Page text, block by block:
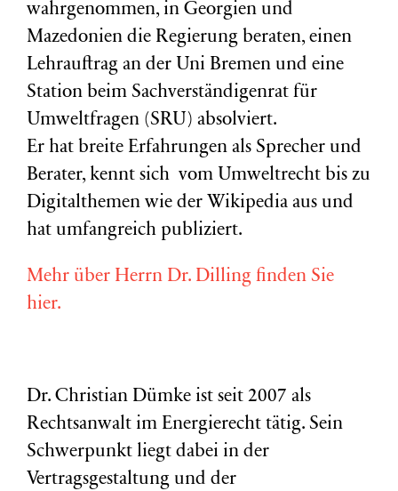
wahrgenommen, in Georgien und
Mazedonien die Regierung beraten, einen
Lehrauftrag an der Uni Bremen und eine
Station beim Sachverständigenrat für
Umweltfragen (SRU) absolviert.
Er hat breite Erfahrungen als Sprecher und
Berater, kennt sich vom Umweltrecht bis zu
Digitalthemen wie der Wikipedia aus und
hat umfangreich publiziert.
Mehr über Herrn Dr. Dilling finden Sie
hier.
Dr. Christian Dümke ist seit 2007 als
Rechtsanwalt im Energierecht tätig. Sein
Schwerpunkt liegt dabei in der
Vertragsgestaltung und der